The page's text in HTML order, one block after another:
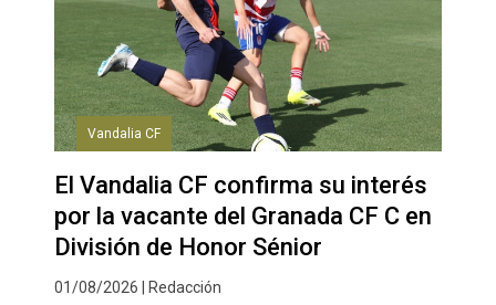
Vandalia CF
El Vandalia CF confirma su interés
por la vacante del Granada CF C en
División de Honor Sénior
01/08/2026 | Redacción